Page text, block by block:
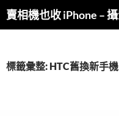
跳
至
內
搜
尋
標籤彙整: HTC舊換新手機